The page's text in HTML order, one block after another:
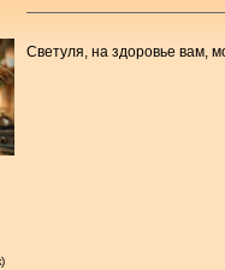
Светуля, на здоровье вам,